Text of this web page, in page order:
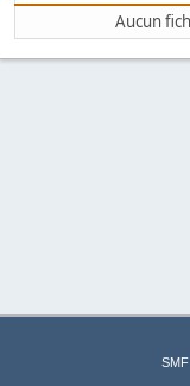
Aucun